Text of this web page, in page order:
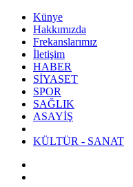
Künye
Hakkımızda
Frekanslarımız
İletişim
HABER
SİYASET
SPOR
SAĞLIK
ASAYİŞ
KÜLTÜR - SANAT